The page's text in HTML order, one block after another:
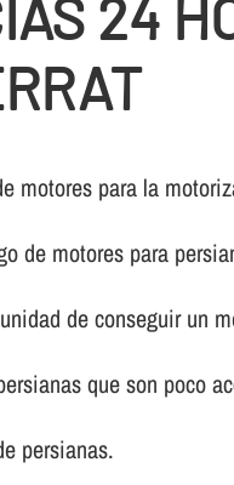
24
motores para la
de motores para
de conseguir un
que son poco
persianas.